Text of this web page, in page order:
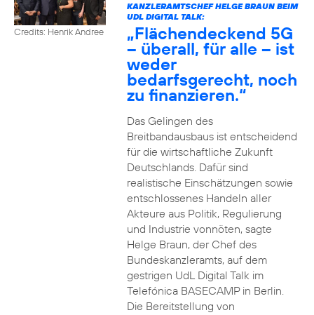
Credits: Henrik Andree
KANZLERAMTSCHEF HELGE BRAUN BEIM
UDL DIGITAL TALK:
„Flächendeckend 5G
– überall, für alle – ist
weder
bedarfsgerecht, noch
zu finanzieren.“
Das Gelingen des
Breitbandausbaus ist entscheidend
für die wirtschaftliche Zukunft
Deutschlands. Dafür sind
realistische Einschätzungen sowie
entschlossenes Handeln aller
Akteure aus Politik, Regulierung
und Industrie vonnöten, sagte
Helge Braun, der Chef des
Bundeskanzleramts, auf dem
gestrigen UdL Digital Talk im
Telefónica BASECAMP in Berlin.
Die Bereitstellung von